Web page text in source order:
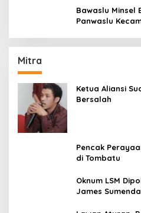
Bawaslu Minsel
Panwaslu
Mitra
Ketua Aliansi
Bersalah
Pencak
di Tombatu
Oknum LSM
James